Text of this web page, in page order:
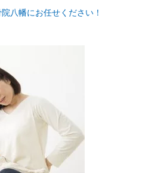
八幡にお任せください！